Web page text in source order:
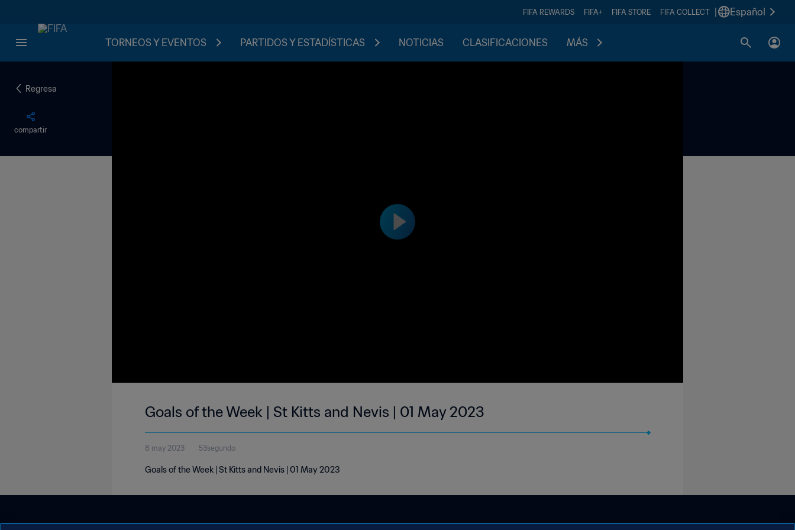
FIFA REWARDS FIFA+ FIFA STORE FIFA COLLECT Español
TORNEOS Y EVENTOS PARTIDOS Y ESTADÍSTICAS NOTICIAS CLASIFICACIONES MÁS
Regresa
compartir
Goals of the Week | St Kitts and Nevis | 01 May 2023
8 may 2023 53segundo
Goals of the Week | St Kitts and Nevis | 01 May 2023